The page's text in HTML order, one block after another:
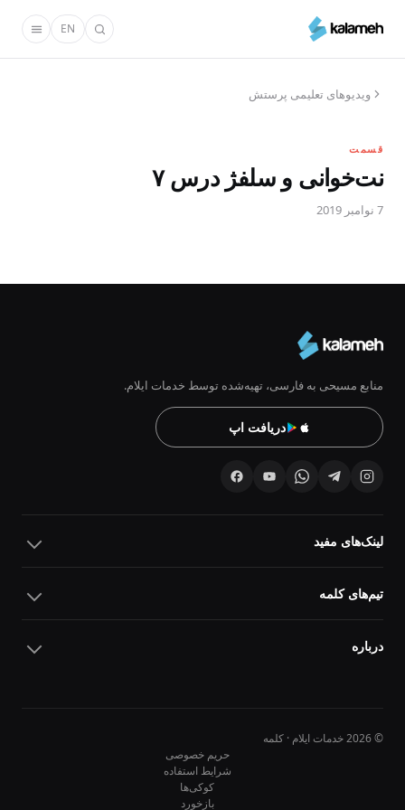
محتوای
EN
ویدیوهای تعلیمی پرستش
قسمت
نت‌خوانی و سلفژ درس ۷
7 نوامبر 2019
منابع مسیحی به فارسی، تهیه‌شده توسط خدمات ایلام.
دریافت اپ
لینک‌های مفید
تیم‌های کلمه
درباره
© 2026 خدمات ایلام · کلمه
حریم خصوصی
شرایط استفاده
کوکی‌ها
بازخورد
10